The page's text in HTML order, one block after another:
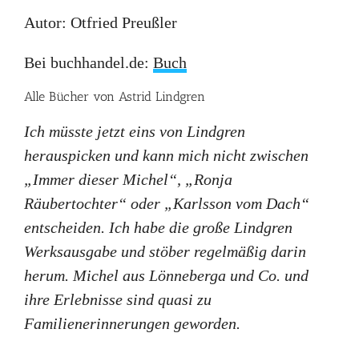
Autor: Otfried Preußler
Bei buchhandel.de: Buch
Alle Bücher von Astrid Lindgren
Ich müsste jetzt eins von Lindgren
herauspicken und kann mich nicht zwischen
„Immer dieser Michel“, „Ronja
Räubertochter“ oder „Karlsson vom Dach“
entscheiden. Ich habe die große Lindgren
Werksausgabe und stöber regelmäßig darin
herum. Michel aus Lönneberga und Co. und
ihre Erlebnisse sind quasi zu
Familienerinnerungen geworden.